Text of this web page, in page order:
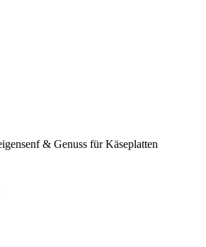
& Genuss für Käseplatten